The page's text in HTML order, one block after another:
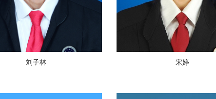
刘子林 宋婷